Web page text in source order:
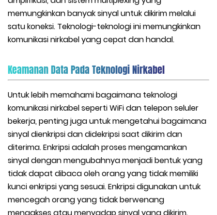
memungkinkan banyak sinyal untuk dikirim melalui
satu koneksi. Teknologi-teknologi ini memungkinkan
komunikasi nirkabel yang cepat dan handal.
Keamanan Data Pada Teknologi Nirkabel
Untuk lebih memahami bagaimana teknologi
komunikasi nirkabel seperti WiFi dan telepon seluler
bekerja, penting juga untuk mengetahui bagaimana
sinyal dienkripsi dan didekripsi saat dikirim dan
diterima. Enkripsi adalah proses mengamankan
sinyal dengan mengubahnya menjadi bentuk yang
tidak dapat dibaca oleh orang yang tidak memiliki
kunci enkripsi yang sesuai. Enkripsi digunakan untuk
mencegah orang yang tidak berwenang